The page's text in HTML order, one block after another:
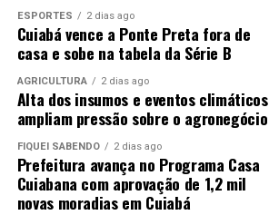
ESPORTES 2 dias ago
Cuiabá vence a Ponte Preta fora de
casa e sobe na tabela da Série B
AGRICULTURA 2 dias ago
Alta dos insumos e eventos climáticos
ampliam pressão sobre o agronegócio
FIQUEI SABENDO 2 dias ago
Prefeitura avança no Programa Casa
Cuiabana com aprovação de 1,2 mil
novas moradias em Cuiabá